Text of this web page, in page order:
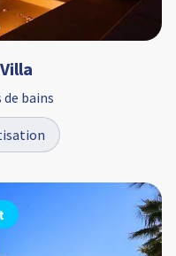
de bains